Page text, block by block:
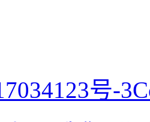
号-3